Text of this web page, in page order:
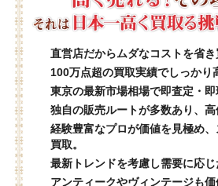
直営店だからムダなコストを省き
100万点超の買取実績でしっかり
東京の最新市場相場で即査定・即
独自の販売ルートが多数あり、高
経験豊富なプロが価値を見極め
買取。
最新トレンドを考慮し需要に応じ
アンティークやヴィンテージも価